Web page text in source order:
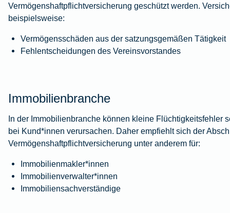
Vermögenshaftpflichtversicherung geschützt werden.
beispielsweise:
Vermögensschäden aus der satzungsgemäßen Tätigkeit
Fehlentscheidungen des Vereinsvorstandes
Immobilienbranche
In der Immobilienbranche können kleine Flüchtigkeitsfehler
bei Kund*innen verursachen. Daher empfiehlt sich der
Vermögenshaftpflichtversicherung unter anderem für:
Immobilienmakler*innen
Immobilienverwalter*innen
Immobiliensachverständige